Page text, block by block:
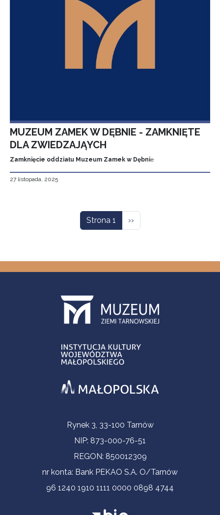
MUZEUM ZAMEK W DĘBNIE - ZAMKNIĘTE
DLA ZWIEDZAJĄYCH
Zamknięcie oddziału Muzeum Zamek w Dębnie
27 listopada, 2025
Strona 1 Następna strona
››
Informacje kontaktoweRynek 3, 33-100 Tarnów
NIP: 873-000-76-51
REGON: 850012309
nr konta: Bank PEKAO S.A. O/Tarnów
96 1240 1910 1111 0000 0898 4744